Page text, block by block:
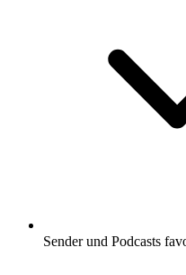
Sender und Podcasts